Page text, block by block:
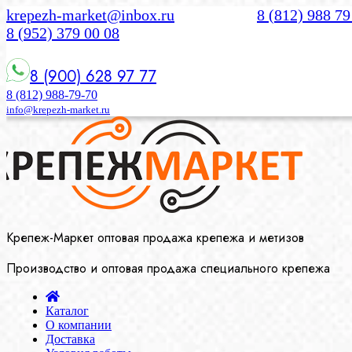
krepezh-market@inbox.ru
8 (812) 988
8 (952) 379 00 08
8 (900) 628 97 77
8 (812) 988-79-70
info@krepezh-market.ru
Крепеж-Маркет оптовая продажа крепежа и метизов
Производство и оптовая продажа специального крепежа
Каталог
О компании
Доставка